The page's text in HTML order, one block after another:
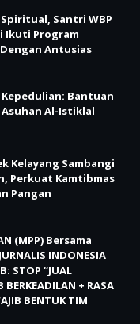
Santri WBP
Ikuti Program
Antusias
Bantuan
Al-Istiklal
Kelayang Sambangi
Perkuat Kamtibmas
Pangan
(MPP) Bersama
INDONESIA
STOP “JUAL
+ RASA
BENTUK TIM